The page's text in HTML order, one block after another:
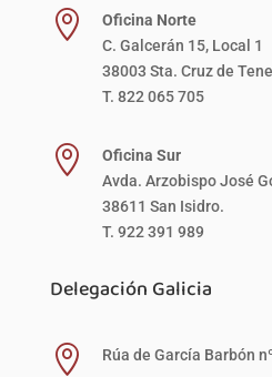

Oficina Norte
C. Galcerán 15, Local 1
38003 Sta. Cruz de
T. 822 065 705

Oficina Sur
Avda. Arzobispo José
38611 San Isidro.
T. 922 391 989
Delegación Galicia
 Rúa de García Barbón